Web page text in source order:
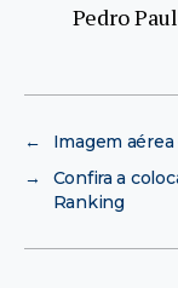
Pedro
←
Imagem
→
Confira a
Ranking